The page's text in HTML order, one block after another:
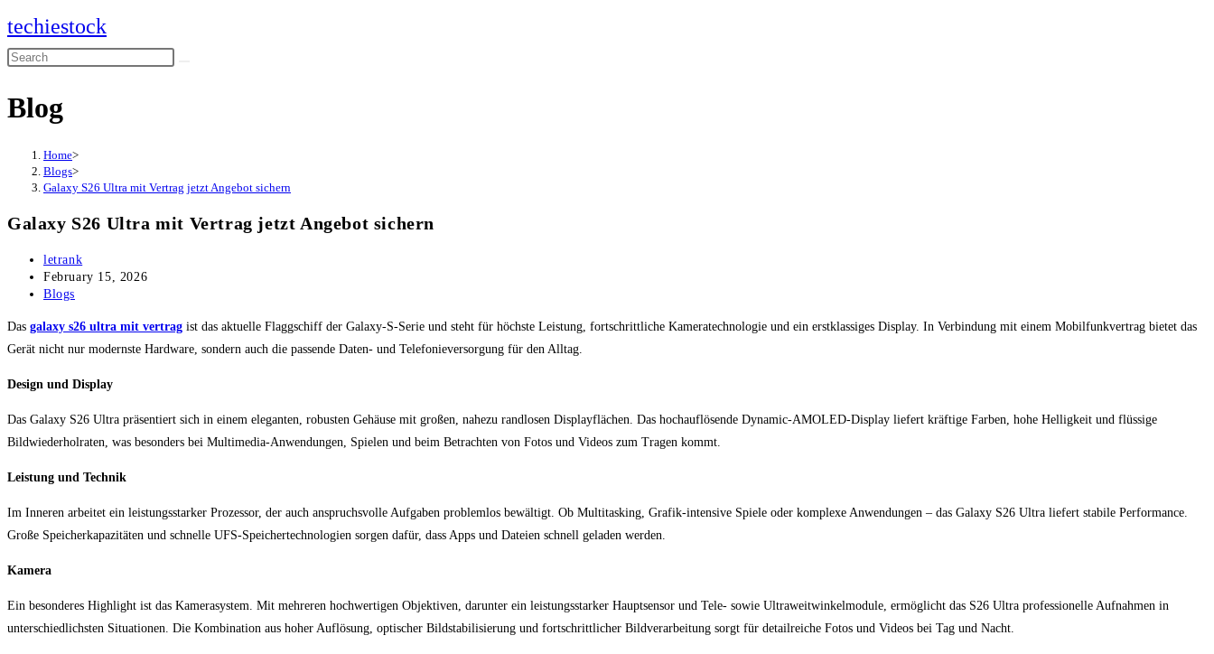
Skip
to
content
techiestock
Search
website
Blog
Home>
Blogs>
Galaxy S26 Ultra mit Vertrag jetzt Angebot sichern
Galaxy S26 Ultra mit Vertrag jetzt Angebot sichern
Post
author:
letrank
Post
published:
February 15, 2026
Post
Blogs
Das galaxy s26 ultra mit vertrag ist das aktuelle Flaggschiff der Galaxy-S-Serie und steht für höchste Leistung, fortschrittliche Kameratechnologie und ein erstklassiges Display. In Verbindung mit einem Mobilfunkvertrag bietet das
Gerät nicht nur modernste Hardware, sondern auch die passende Daten- und Telefonieversorgung für den Alltag.
Design und Display
Das Galaxy S26 Ultra präsentiert sich in einem eleganten, robusten Gehäuse mit großen, nahezu randlosen Displayflächen. Das hochauflösende Dynamic-AMOLED-Display liefert kräftige Farben, hohe Helligkeit und flüssige
Bildwiederholraten, was besonders bei Multimedia-Anwendungen, Spielen und beim Betrachten von Fotos und Videos zum Tragen kommt.
Leistung und Technik
Im Inneren arbeitet ein leistungsstarker Prozessor, der auch anspruchsvolle Aufgaben problemlos bewältigt. Ob Multitasking, Grafik-intensive Spiele oder komplexe Anwendungen – das Galaxy S26 Ultra liefert stabile Performance.
Große Speicherkapazitäten und schnelle UFS-Speichertechnologien sorgen dafür, dass Apps und Dateien schnell geladen werden.
Kamera
Ein besonderes Highlight ist das Kamerasystem. Mit mehreren hochwertigen Objektiven, darunter ein leistungsstarker Hauptsensor und Tele- sowie Ultraweitwinkelmodule, ermöglicht das S26 Ultra professionelle Aufnahmen in
unterschiedlichsten Situationen. Die Kombination aus hoher Auflösung, optischer Bildstabilisierung und fortschrittlicher Bildverarbeitung sorgt für detailreiche Fotos und Videos bei Tag und Nacht.